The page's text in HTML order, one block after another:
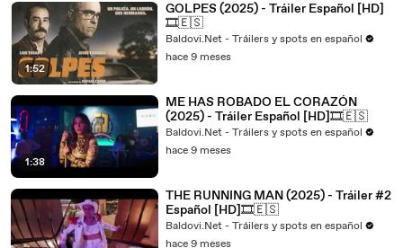
1:52
GOLPES (2025) - Tráiler Español [HD]
🎞️🇪🇸
Baldovi.Net - Tráilers y spots en español
hace 9 meses
1:38
ME HAS ROBADO EL CORAZÓN
(2025) - Tráiler Español [HD]🎞️🇪🇸
Baldovi.Net - Tráilers y spots en español
hace 9 meses
THE RUNNING MAN (2025) - Tráiler #2
Español [HD]🎞️🇪🇸
Baldovi.Net - Tráilers y spots en español
hace 9 meses